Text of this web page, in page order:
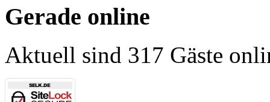
Gerade online
Aktuell sind 317 Gäste